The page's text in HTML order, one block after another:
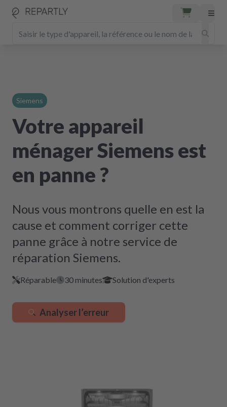
Siemens
Votre appareil
ménager Siemens est
en panne ?
Nous vous montrons quelle en est la
cause et comment corriger cette
panne grâce à notre service de
réparation Siemens.
Réparable 30 minutes Solution d'experts
Analyser l’erreur